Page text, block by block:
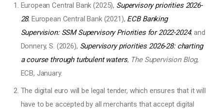
European Central Bank (2025), Supervisory priorities 2026-
28; European Central Bank (2021), ECB Banking
Supervision: SSM Supervisory Priorities for 2022-2024; and
Donnery, S. (2026), Supervisory priorities 2026-28: charting
a course through turbulent waters, The Supervision Blog,
ECB, January.
The digital euro will be legal tender, which ensures that it will
have to be accepted by all merchants that accept digital